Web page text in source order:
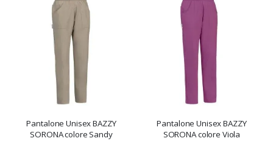
Pantalone Unisex BAZZY
SORONA colore Sandy
Pantalone Unisex BAZZY
SORONA colore Viola